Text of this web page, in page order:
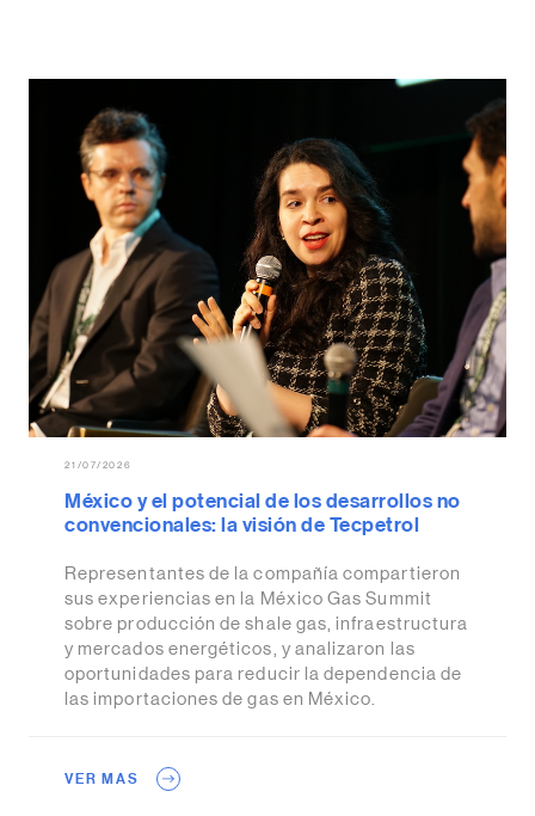
21/07/2026
México y el potencial de los desarrollos no
convencionales: la visión de Tecpetrol
Representantes de la compañía compartieron
sus experiencias en la México Gas Summit
sobre producción de shale gas, infraestructura
y mercados energéticos, y analizaron las
oportunidades para reducir la dependencia de
las importaciones de gas en México.
VER MAS